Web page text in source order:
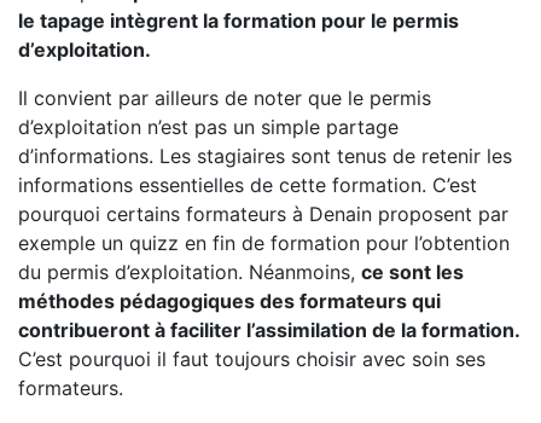
le tapage intègrent la formation pour le permis
d’exploitation.
Il convient par ailleurs de noter que le permis
d’exploitation n’est pas un simple partage
d’informations. Les stagiaires sont tenus de retenir les
informations essentielles de cette formation. C’est
pourquoi certains formateurs à Denain proposent par
exemple un quizz en fin de formation pour l’obtention
du permis d’exploitation. Néanmoins, ce sont les
méthodes pédagogiques des formateurs qui
contribueront à faciliter l’assimilation de la formation.
C’est pourquoi il faut toujours choisir avec soin ses
formateurs.